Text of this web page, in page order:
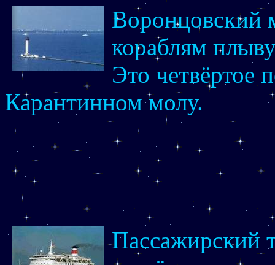
Воронцовский
кораблям
Это четвёртое
Карантинном молу.
Пассажирский